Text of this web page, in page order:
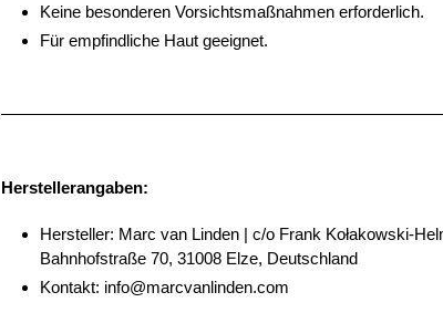
Keine besonderen Vorsichtsmaßnahmen erforderlich.
Für empfindliche Haut geeignet.
Herstellerangaben:
Hersteller: Marc van Linden | c/o Frank Kołakowski-
Bahnhofstraße 70, 31008 Elze, Deutschland
Kontakt: info@marcvanlinden.com